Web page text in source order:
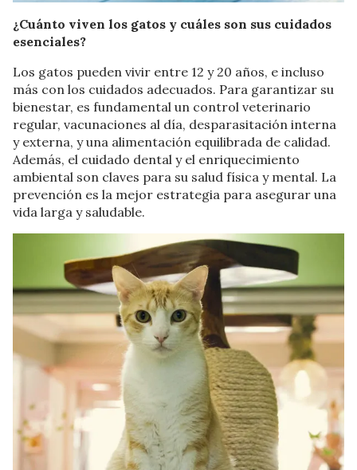
¿Cuánto viven los gatos y cuáles son sus cuidados
esenciales?
Los gatos pueden vivir entre 12 y 20 años, e incluso
más con los cuidados adecuados. Para garantizar su
bienestar, es fundamental un control veterinario
regular, vacunaciones al día, desparasitación interna
y externa, y una alimentación equilibrada de calidad.
Además, el cuidado dental y el enriquecimiento
ambiental son claves para su salud física y mental. La
prevención es la mejor estrategia para asegurar una
vida larga y saludable.